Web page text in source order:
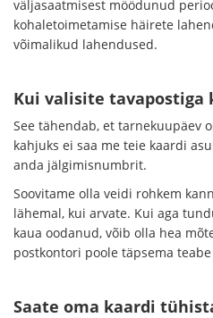
väljasaatmisest möödunud
kohaletoimetamise häirete
võimalikud lahendused.
Kui valisite
See tähendab, et tarnekuupäev
kahjuks ei saa me teie kaardi
anda jälgimisnumbrit.
Soovitame olla veidi rohkem
lähemal, kui arvate. Kui aga
kaua oodanud, võib olla hea
postkontori poole täpsema teabe
Saate oma kaardi